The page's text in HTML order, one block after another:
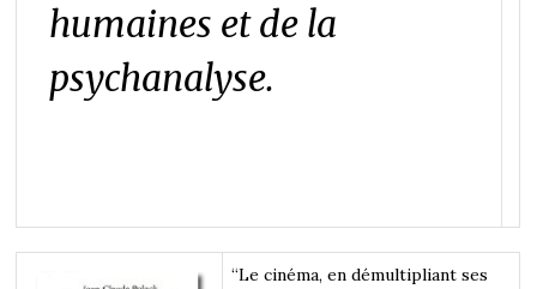
humaines et de la
psychanalyse.
“Le cinéma, en démultipliant ses